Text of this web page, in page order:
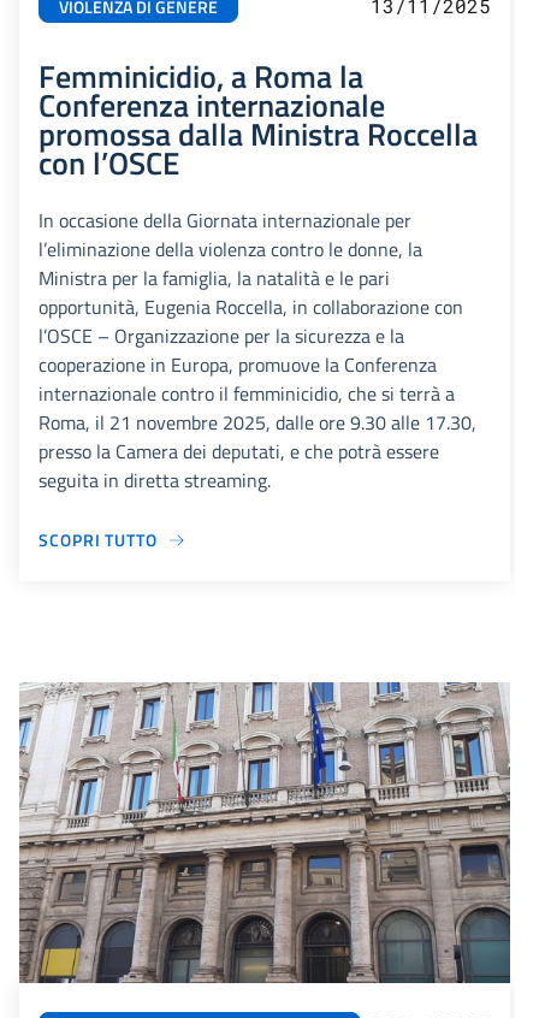
VIOLENZA DI GENERE 13/11/2025
Femminicidio, a Roma la
Conferenza internazionale
promossa dalla Ministra Roccella
con l’OSCE
In occasione della Giornata internazionale per
l’eliminazione della violenza contro le donne, la
Ministra per la famiglia, la natalità e le pari
opportunità, Eugenia Roccella, in collaborazione con
l’OSCE – Organizzazione per la sicurezza e la
cooperazione in Europa, promuove la Conferenza
internazionale contro il femminicidio, che si terrà a
Roma, il 21 novembre 2025, dalle ore 9.30 alle 17.30,
presso la Camera dei deputati, e che potrà essere
seguita in diretta streaming.
SCOPRI TUTTO